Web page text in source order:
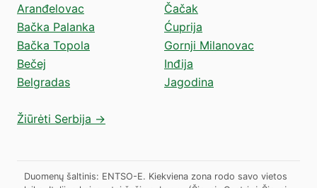
Aranđelovac
Bačka Palanka
Bačka Topola
Bečej
Belgradas
Čačak
Ćuprija
Gornji Milanovac
Inđija
Jagodina
Žiūrėti Serbija →
Duomenų šaltinis: ENTSO-E. Kiekviena zona rodo savo vietos